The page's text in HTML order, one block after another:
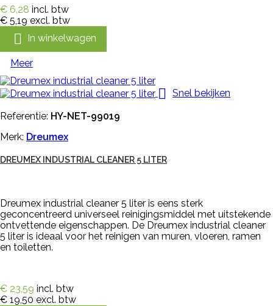
€ 6,28 incl. btw
€ 5,19 excl. btw
 In winkelwagen
Meer
 Snel bekijken
Referentie: HY-NET-99019
Merk: Dreumex
DREUMEX INDUSTRIAL CLEANER 5 LITER
Dreumex industrial cleaner 5 liter is eens sterk
geconcentreerd universeel reinigingsmiddel met uitstekende
ontvettende eigenschappen. De Dreumex industrial cleaner
5 liter is ideaal voor het reinigen van muren, vloeren, ramen
en toiletten.
€ 23,59 incl. btw
€ 19,50 excl. btw